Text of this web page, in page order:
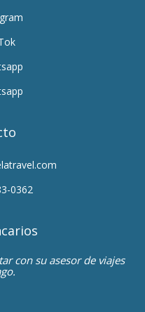
0362
con su asesor de viajes